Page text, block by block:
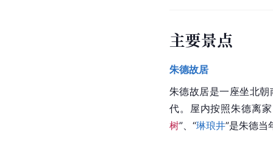
主要景点
朱德故居
朱德故居是一座坐北
代。屋内按照朱德离
树”、“琳琅井”是朱德当